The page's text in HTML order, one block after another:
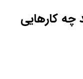
چه کارهایی